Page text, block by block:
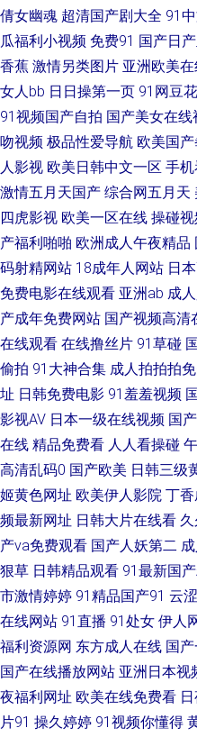
址视 欧美少妇第一页 日韩欧美色色
蕉白丝 白丝喷水后入 东京热99 国
乱码 日本www视频 日韩综合另类
视频网站 99大香蕉 WWW你懂的av
人精品一 久久视频老司机 欧美日韩
页 97久草热 超碰97打炮偷拍 福利
本A级电影网站 午夜福利健美 51视
91试看 色色婷姐 美女禁网站免费
类图片亚洲色图 操操干干 综合色
堂网 91干屄 午夜成人影院 九九这
码 黑丝视频 白虎91 欧美性爱一二
美超碰在线 导航影视AV 九一亚洲网
三级网 97超碰人人搞 超碰97操 国
媒在线观看 黄色网入口站91 美女
三级黄色 91原创 超碰免费公开人妻
倩女幽魂 超清国产剧大全 91
瓜福利小视频 免费91 国产日
香蕉 激情另类图片 亚洲欧美
女人bb 日日操第一页 91网豆
91视频国产自拍 国产美女在线
吻视频 极品性爱导航 欧美国
人影视 欧美日韩中文一区 手
激情五月天国产 综合网五月天
四虎影视 欧美一区在线 操碰视
产福利啪啪 欧洲成人午夜精品
码射精网站 18成年人网站 日
免费电影在线观看 亚洲ab 成
产成年免费网站 国产视频高清
在线观看 在线撸丝片 91草碰
偷拍 91大神合集 成人拍拍拍
址 日韩免费电影 91羞羞视频
影视AV 日本一级在线视频 国
在线 精品免费看 人人看操碰
高清乱码0 国产欧美 日韩三级
姬黄色网址 欧美伊人影院 丁
频最新网址 日韩大片在线看
产va免费观看 国产人妖第二
狠草 日韩精品观看 91最新国
市激情婷婷 91精品国产91 云
在线网站 91直播 91处女 伊人
福利资源网 东方成人在线 国
国产在线播放网站 亚洲日本视
夜福利网址 欧美在线免费看
片91 操久婷婷 91视频你懂得